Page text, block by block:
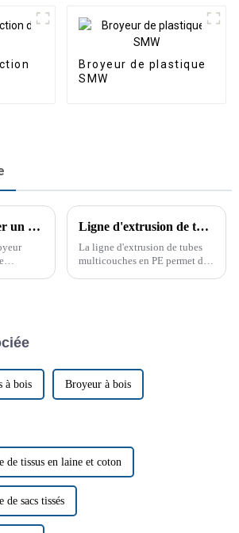
Broyeur de plastique
SMW
Comment installer un broyeur à arbre unique
grande
Ligne d'extrusion de tubes multicouches PE
La ligne d'extrusion de tubes
multicouches en PE permet de
quantité de matériaux est
importante, plus la qualité est
élevée.
à bois Broyeur à bois
de tissus en laine et coton
de sacs tissés